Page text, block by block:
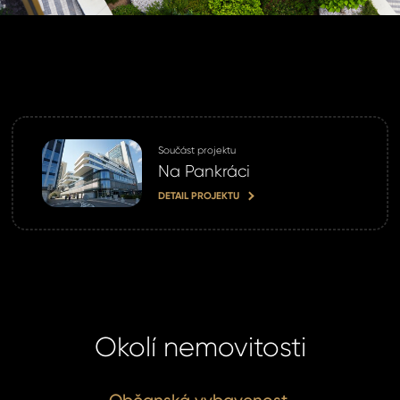
Součást projektu
Na Pankráci
DETAIL PROJEKTU
Okolí nemovitosti